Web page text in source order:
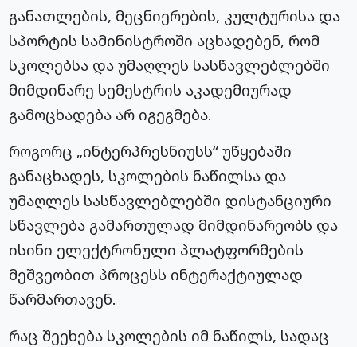
განათლების, მეცნიერების, კულტურისა და
სპორტის სამინისტროში აცხადებენ, რომ
სკოლებსა და უმაღლეს სასწავლებლებში
მიმდინარე სემესტრის აკადემიურად
გამოცხადება არ იგეგმება.
როგორც „ინტერპრესნიუსს“ უწყებაში
განაცხადეს, სკოლების ნაწილსა და
უმაღლეს სასწავლებლებში დისტანციური
სწავლება გამართულად მიმდინარეობს და
ისინი ელექტრონული პლატფორმების
მეშვეობით პროცესს ინტერაქტიულად
წარმართავენ.
რაც შეეხება სკოლების იმ ნაწილს, სადაც